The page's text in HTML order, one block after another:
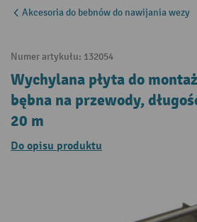
Akcesoria do bebnów do nawijania wezy
Numer artykułu: 132054
Wychylana płyta do
bębna na przewody,
20 m
Do opisu produktu